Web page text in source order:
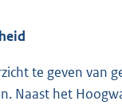
te geven van
Naast het